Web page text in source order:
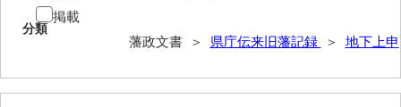
分類
藩政文書 ＞ 県庁伝来旧藩記録 ＞ 地下上申
掲載